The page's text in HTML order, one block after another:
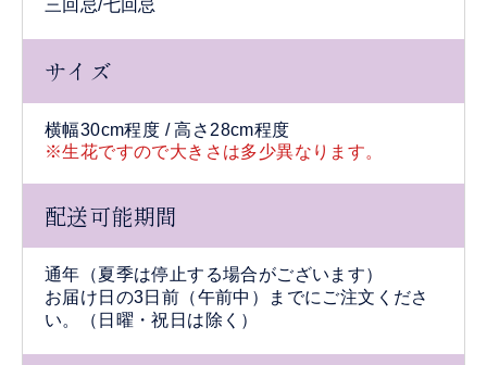
三回忌/七回忌
サイズ
横幅30cm程度 / 高さ28cm程度
※生花ですので大きさは多少異なります。
配送可能期間
通年（夏季は停止する場合がございます）
お届け日の3日前（午前中）までにご注文くださ
い。（日曜・祝日は除く）